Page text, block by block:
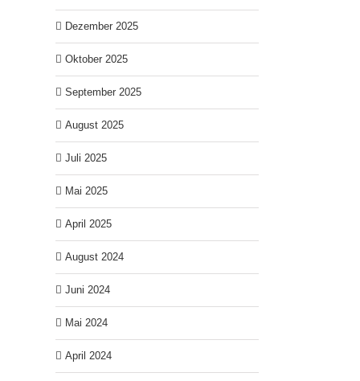
Dezember 2025
Oktober 2025
September 2025
August 2025
Juli 2025
Mai 2025
April 2025
August 2024
Juni 2024
Mai 2024
April 2024